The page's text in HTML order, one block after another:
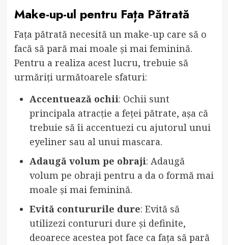
Make-up-ul pentru Fața Pătrată
Fața pătrată necesită un make-up care să o
facă să pară mai moale și mai feminină.
Pentru a realiza acest lucru, trebuie să
urmăriți următoarele sfaturi:
Accentuează ochii: Ochii sunt
principala atracție a feței pătrate, așa că
trebuie să îi accentuezi cu ajutorul unui
eyeliner sau al unui mascara.
Adaugă volum pe obraji: Adaugă
volum pe obraji pentru a da o formă mai
moale și mai feminină.
Evită contururile dure: Evită să
utilizezi contururi dure și definite,
deoarece acestea pot face ca fața să pară